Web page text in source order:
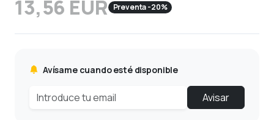
13,56 EUR Preventa -20%
Avísame cuando esté disponible
Avisar